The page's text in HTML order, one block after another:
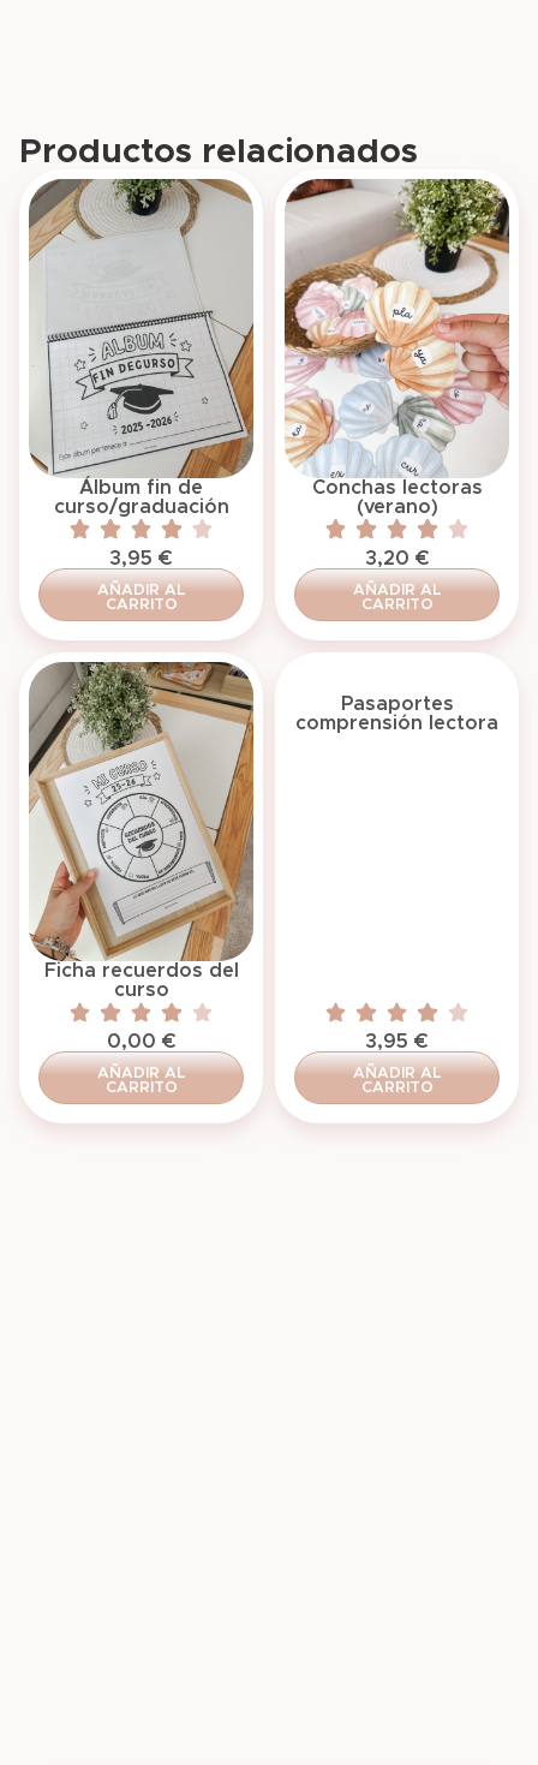
Productos relacionados
Álbum fin de
curso/graduación
3,95 €
AÑADIR AL
CARRITO
Conchas lectoras
(verano)
3,20 €
AÑADIR AL
CARRITO
Ficha recuerdos del
curso
0,00 €
AÑADIR AL
CARRITO
Pasaportes
comprensión lectora
3,95 €
AÑADIR AL
CARRITO